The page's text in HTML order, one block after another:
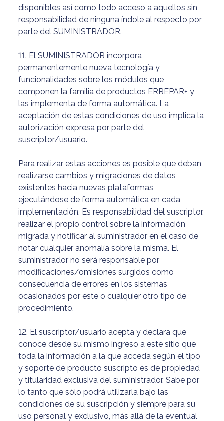
disponibles así como todo acceso a aquellos sin
responsabilidad de ninguna índole al respecto por
parte del SUMINISTRADOR.
11. El SUMINISTRADOR incorpora
permanentemente nueva tecnología y
funcionalidades sobre los módulos que
componen la familia de productos ERREPAR+ y
las implementa de forma automática. La
aceptación de estas condiciones de uso implica la
autorización expresa por parte del
suscriptor/usuario.
Para realizar estas acciones es posible que deban
realizarse cambios y migraciones de datos
existentes hacia nuevas plataformas,
ejecutándose de forma automática en cada
implementación. Es responsabilidad del suscriptor,
realizar el propio control sobre la información
migrada y notificar al suministrador en el caso de
notar cualquier anomalía sobre la misma. El
suministrador no será responsable por
modificaciones/omisiones surgidos como
consecuencia de errores en los sistemas
ocasionados por este o cualquier otro tipo de
procedimiento.
12. El suscriptor/usuario acepta y declara que
conoce desde su mismo ingreso a este sitio que
toda la información a la que acceda según el tipo
y soporte de producto suscripto es de propiedad
y titularidad exclusiva del suministrador. Sabe por
lo tanto que sólo podrá utilizarla bajo las
condiciones de su suscripción y siempre para su
uso personal y exclusivo, más allá de la eventual